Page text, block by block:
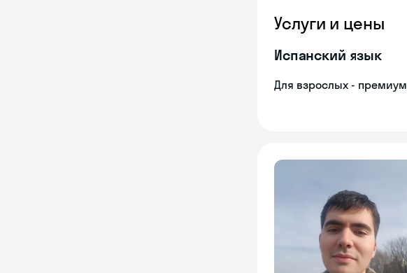
Услуги и цены
Испанский язык
Для взрослых - премиум